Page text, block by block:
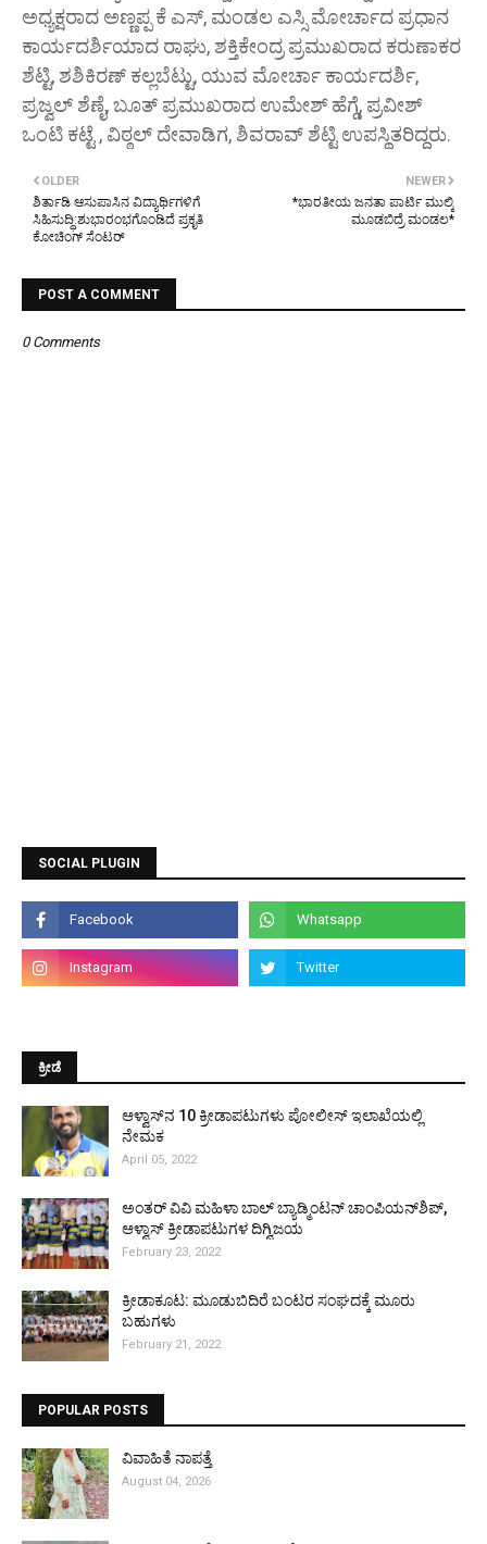
ಅಧ್ಯಕ್ಷರಾದ ಅಣ್ಣಪ್ಪ ಕೆ ಎಸ್, ಮಂಡಲ ಎಸ್ಸಿ ಮೋರ್ಚಾದ ಪ್ರಧಾನ
ಕಾರ್ಯದರ್ಶಿಯಾದ ರಾಘು, ಶಕ್ತಿಕೇಂದ್ರ ಪ್ರಮುಖರಾದ ಕರುಣಾಕರ
ಶೆಟ್ಟಿ, ಶಶಿಕಿರಣ್ ಕಲ್ಲಬೆಟ್ಟು, ಯುವ ಮೋರ್ಚಾ ಕಾರ್ಯದರ್ಶಿ,
ಪ್ರಜ್ವಲ್ ಶೆಣೈ, ಬೂತ್ ಪ್ರಮುಖರಾದ ಉಮೇಶ್ ಹೆಗ್ಡೆ, ಪ್ರವೀಶ್
ಒಂಟಿ ಕಟ್ಟೆ , ವಿಠ್ಠಲ್ ದೇವಾಡಿಗ, ಶಿವರಾವ್ ಶೆಟ್ಟಿ ಉಪಸ್ಥಿತರಿದ್ದರು.
NEWER
*ಭಾರತೀಯ ಜನತಾ ಪಾರ್ಟಿ ಮುಲ್ಕಿ
ಮೂಡಬಿದ್ರೆ ಮಂಡಲ*
OLDER
ಶಿರ್ತಾಡಿ ಆಸುಪಾಸಿನ ವಿದ್ಯಾರ್ಥಿಗಳಿಗೆ
ಸಿಹಿಸುದ್ಧಿ:ಶುಭಾರಂಭಗೊಂಡಿದೆ ಪ್ರಕೃತಿ
ಕೋಚಿಂಗ್ ಸೆಂಟರ್
POST A COMMENT
0 Comments
SOCIAL PLUGIN
ಕ್ರೀಡೆ
ಆಳ್ವಾಸ್‌ನ 10 ಕ್ರೀಡಾಪಟುಗಳು ಪೋಲೀಸ್ ಇಲಾಖೆಯಲ್ಲಿ
ನೇಮಕ
April 05, 2022
ಅಂತರ್ ವಿವಿ ಮಹಿಳಾ ಬಾಲ್ ಬ್ಯಾಡ್ಮಿಂಟನ್ ಚಾಂಪಿಯನ್‌ಶಿಪ್,
ಆಳ್ವಾಸ್ ಕ್ರೀಡಾಪಟುಗಳ ದಿಗ್ವಿಜಯ
February 23, 2022
ಕ್ರೀಡಾಕೂಟ: ಮೂಡುಬಿದಿರೆ ಬಂಟರ ಸಂಘದಕ್ಕೆ ಮೂರು
ಬಹುಗಳು
February 21, 2022
POPULAR POSTS
ವಿವಾಹಿತೆ ನಾಪತ್ತೆ
August 04, 2026